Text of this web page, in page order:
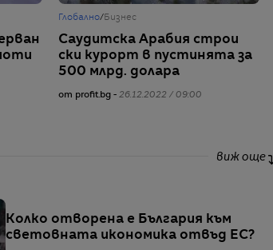
Глобално/Бизнес
Саудитска Арабия строи
ски курорт в пустинята за
500 млрд. долара
от profit.bg - 26.12.2022 / 09:00
виж още
Колко отворена е България към
световната икономика отвъд ЕС?